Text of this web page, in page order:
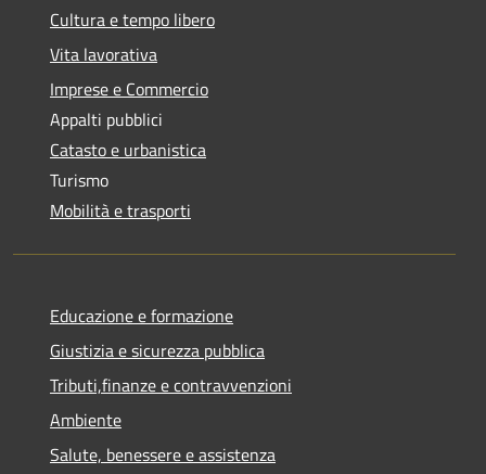
Cultura e tempo libero
Vita lavorativa
Imprese e Commercio
Appalti pubblici
Catasto e urbanistica
Turismo
Mobilità e trasporti
Educazione e formazione
Giustizia e sicurezza pubblica
Tributi,finanze e contravvenzioni
Ambiente
Salute, benessere e assistenza